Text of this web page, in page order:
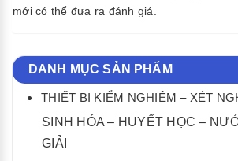
mới có thể đưa ra đánh giá.
DANH MỤC SẢN PHẨM
THIẾT BỊ KIỂM NGHIỆM – XÉT
SINH HÓA – HUYẾT HỌC –
GIẢI